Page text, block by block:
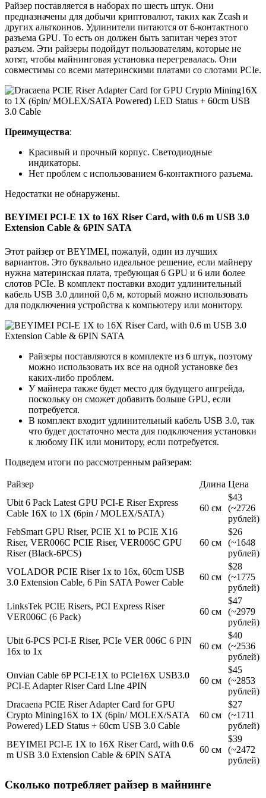
Райзер поставляется в наборах по шесть штук. Они
предназначены для добычи криптовалют, таких как Zcash и
других альткоинов. Удлинители питаются от 6-контактного
разъема GPU. То есть он должен быть запитан через этот
разъем. Эти райзеры подойдут пользователям, которые не
хотят, чтобы майнинговая установка перегревалась. Они
совместимы со всеми материнскими платами со слотами PCIe.
Преимущества:
Красивый и прочный корпус. Светодиодные
индикаторы.
Нет проблем с использованием 6-контактного разъема.
Недостатки не обнаружены.
BEYIMEI PCI-E 1X to 16X Riser Card, with 0.6 m USB 3.0
Extension Cable & 6PIN SATA
Этот райзер от BEYIMEI, пожалуй, один из лучших
вариантов. Это буквально идеальное решение, если майнеру
нужна материнская плата, требующая 6 GPU и 6 или более
слотов PCIe. В комплект поставки входит удлинительный
кабель USB 3.0 длиной 0,6 м, который можно использовать
для подключения устройства к компьютеру или монитору.
Райзеры поставляются в комплекте из 6 штук, поэтому
можно использовать их все на одной установке без
каких-либо проблем.
У майнера также будет место для будущего апгрейда,
поскольку он сможет добавить больше GPU, если
потребуется.
В комплект входит удлинительный кабель USB 3.0, так
что будет достаточно места для подключения установки
к любому ПК или монитору, если потребуется.
Подведем итоги по рассмотренным райзерам:
Райзер Длина Цена
Ubit 6 Pack Latest GPU PCI-E Riser Express
Cable 16X to 1X (6pin / MOLEX/SATA)
60 см
$43
(~2726
рублей)
FebSmart GPU Riser, PCIE X1 to PCIE X16
Riser, VER006C PCIE Riser, VER006C GPU
Riser (Black-6PCS)
60 см
$26
(~1648
рублей)
VOLADOR PCIE Riser 1x to 16x, 60cm USB
3.0 Extension Cable, 6 Pin SATA Power Cable
60 см
$28
(~1775
рублей)
LinksTek PCIE Risers, PCI Express Riser
VER006C (6 Pack)
60 см
$47
(~2979
рублей)
Ubit 6-PCS PCI-E Riser, PCIe VER 006C 6 PIN
16x to 1x
60 см
$40
(~2536
рублей)
Onvian Cable 6P PCI-E1X to PCIe16X USB3.0
PCI-E Adapter Riser Card Line 4PIN
60 см
$45
(~2853
рублей)
Dracaena PCIE Riser Adapter Card for GPU
Crypto Mining16X to 1X (6pin/ MOLEX/SATA
Powered) LED Status + 60cm USB 3.0 Cable
60 см
$27
(~1711
рублей)
BEYIMEI PCI-E 1X to 16X Riser Card, with 0.6
m USB 3.0 Extension Cable & 6PIN SATA
60 см
$39
(~2472
рублей)
Сколько потребляет райзер в майнинге